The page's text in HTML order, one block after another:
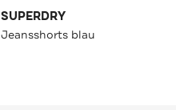
SUPERDRY
Jeansshorts blau